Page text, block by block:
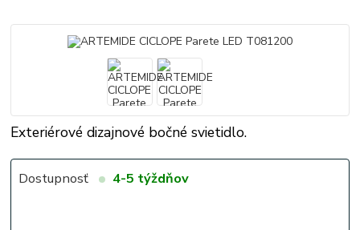
Exteriérové dizajnové bočné svietidlo.
Dostupnosť 4-5 týždňov